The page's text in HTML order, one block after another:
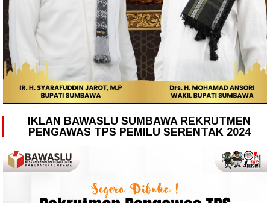
IKLAN BAWASLU SUMBAWA REKRUTMEN
PENGAWAS TPS PEMILU SERENTAK 2024